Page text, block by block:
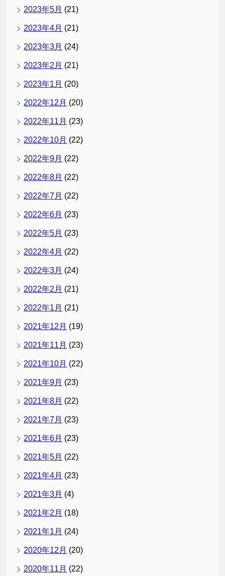
2023年5月 (21)
2023年4月 (21)
2023年3月 (24)
2023年2月 (21)
2023年1月 (20)
2022年12月 (20)
2022年11月 (23)
2022年10月 (22)
2022年9月 (22)
2022年8月 (22)
2022年7月 (22)
2022年6月 (23)
2022年5月 (23)
2022年4月 (22)
2022年3月 (24)
2022年2月 (21)
2022年1月 (21)
2021年12月 (19)
2021年11月 (23)
2021年10月 (22)
2021年9月 (23)
2021年8月 (22)
2021年7月 (23)
2021年6月 (23)
2021年5月 (22)
2021年4月 (23)
2021年3月 (4)
2021年2月 (18)
2021年1月 (24)
2020年12月 (20)
2020年11月 (22)